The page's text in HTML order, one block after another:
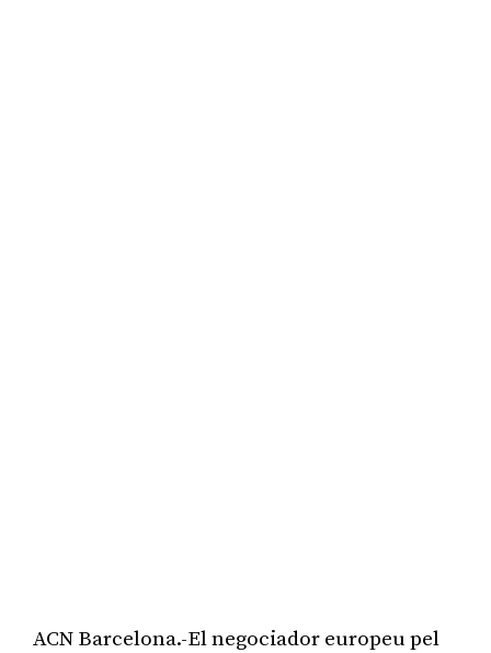
ACN Barcelona.-El negociador europeu pel